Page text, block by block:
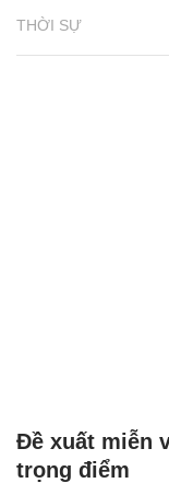
THỜI SỰ
Đề xuất miễn
trọng điểm